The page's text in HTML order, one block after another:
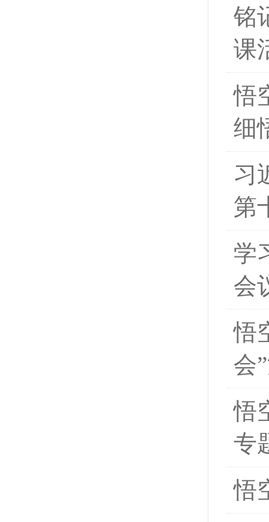
铭
课
悟
细
习
第
学
会
悟
会
悟
专
悟